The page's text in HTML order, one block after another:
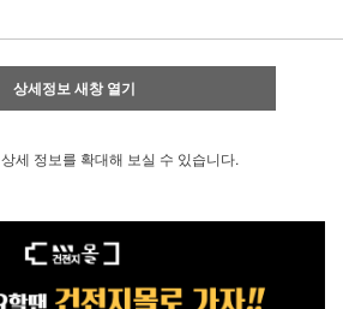
상세정보 새창 열기
상세 정보를 확대해 보실 수 있습니다.